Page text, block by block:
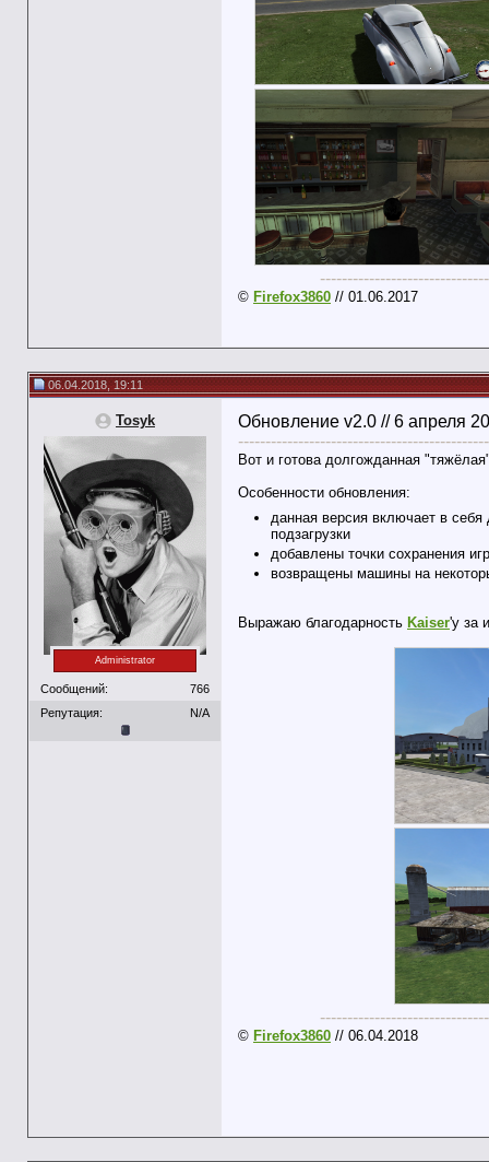
© Firefox3860 // 01.06.2017
06.04.2018, 19:11
Tosyk
Administrator
Сообщений:
766
Репутация:
N/A
Обновление v2.0 // 6 апреля
Вот и готова долгожданная
Особенности обновления:
данная версия включает в
подзагрузки
добавлены точки сохранения
возвращены машины на
Выражаю благодарность Kaiser'у за
© Firefox3860 // 06.04.2018